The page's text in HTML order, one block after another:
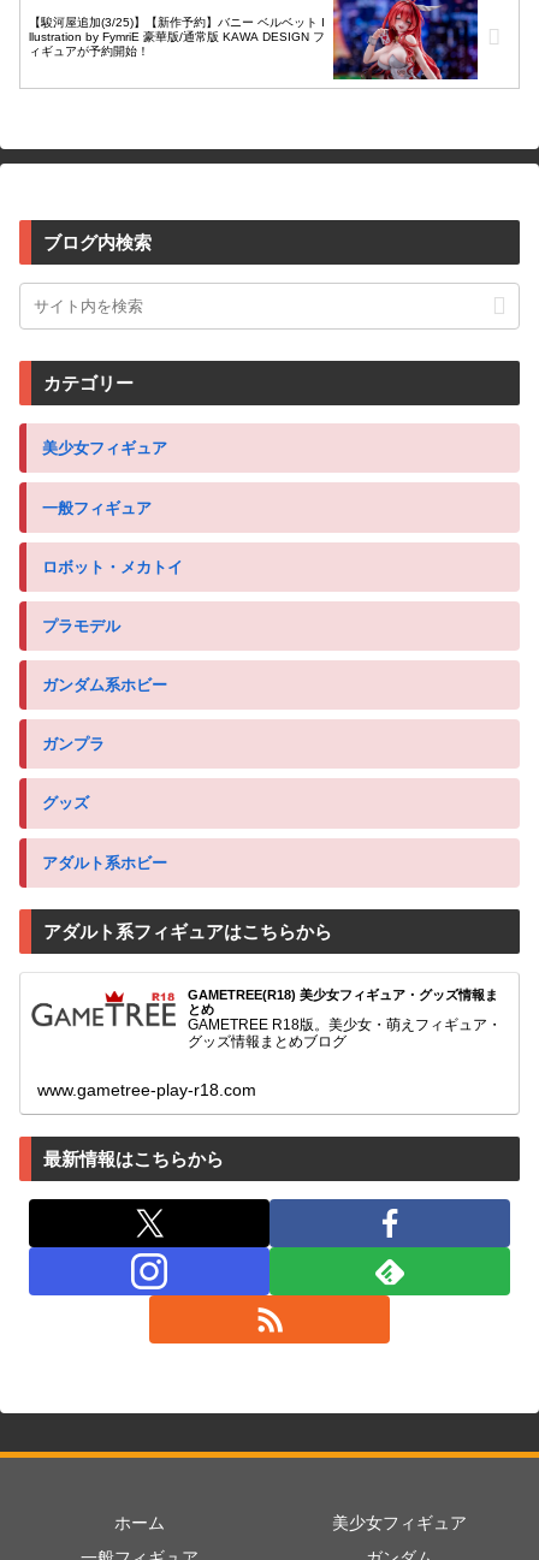
【駿河屋追加(3/25)】【新作予約】バニー ベルベット I
llustration by FymriE 豪華版/通常版 KAWA DESIGN フ
ィギュアが予約開始！
ブログ内検索
カテゴリー
美少女フィギュア
一般フィギュア
ロボット・メカトイ
プラモデル
ガンダム系ホビー
ガンプラ
グッズ
アダルト系ホビー
アダルト系フィギュアはこちらから
GAMETREE(R18) 美少女フィギュア・グッズ情報ま
とめ
GAMETREE R18版。美少女・萌えフィギュア・
グッズ情報まとめブログ
www.gametree-play-r18.com
最新情報はこちらから
ホーム
美少女フィギュア